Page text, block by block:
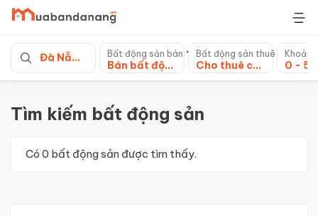
Skip
content
Đà Nẵng Bất động sản bán
Bán bất động sản khác
Bất động sản thuê
Cho thuê cửa hàng, kiot
Tìm kiếm bất động sản
Có 0 bất động sản được tìm thấy.